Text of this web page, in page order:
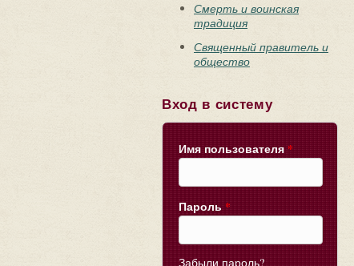
Смерть и воинская
традиция
Священный правитель и
общество
Вход в систему
Имя пользователя *
Пароль *
Забыли пароль?